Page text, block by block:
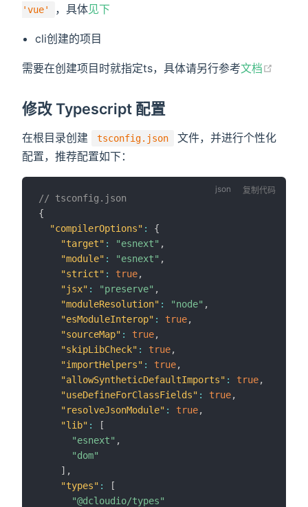
'vue'
，具体见下
cli创建的项目
需要在创建项目时就指定ts，具体请另行参考文档
修改 Typescript 配置
在根目录创建 tsconfig.json
文件，并进行个性化
配置，推荐配置如下：
// tsconfig.json
{
"compilerOptions" :
{
"target" : "esnext" ,
"module" : "esnext" ,
"strict" : true,
"jsx" : "preserve" ,
"moduleResolution" : "node" ,
"esModuleInterop" : true,
"sourceMap" : true,
"skipLibCheck" : true,
"importHelpers" : true,
"allowSyntheticDefaultImports" : true,
"useDefineForClassFields" : true,
"resolveJsonModule" : true,
"lib" :
[
"esnext" ,
"dom"
] ,
"types" :
[
"@dcloudio/types"
复制代码